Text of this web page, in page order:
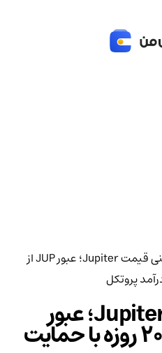
پیش‌بینی قیمت Jupiter؛ عبور JUP از
پیش‌بینی قیمت Jupiter؛ عبور
JUP از میانگین 200 روزه با حمایت